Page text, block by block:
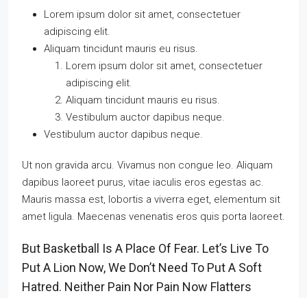
Lorem ipsum dolor sit amet, consectetuer
adipiscing elit.
Aliquam tincidunt mauris eu risus.
Lorem ipsum dolor sit amet, consectetuer
adipiscing elit.
Aliquam tincidunt mauris eu risus.
Vestibulum auctor dapibus neque.
Vestibulum auctor dapibus neque.
Ut non gravida arcu. Vivamus non congue leo. Aliquam
dapibus laoreet purus, vitae iaculis eros egestas ac.
Mauris massa est, lobortis a viverra eget, elementum sit
amet ligula. Maecenas venenatis eros quis porta laoreet.
But Basketball Is A Place Of Fear. Let’s Live To
Put A Lion Now, We Don’t Need To Put A Soft
Hatred. Neither Pain Nor Pain Now Flatters